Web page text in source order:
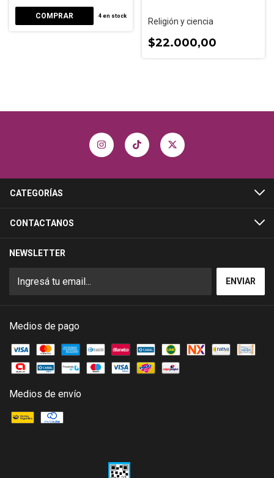
4en stock
Religión y ciencia
$22.000,00
CATEGORÍAS
CONTACTANOS
NEWSLETTER
Medios de pago
Medios de envío